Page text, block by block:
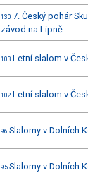
130 7. Český pohár
závod na Lipně
103 Letní slalom v
102 Letní slalom v
96 Slalomy v Dolních
95 Slalomy v Dolních